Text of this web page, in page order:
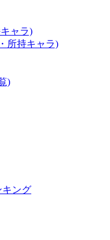
ャラ)
所持キャラ)
)
キング